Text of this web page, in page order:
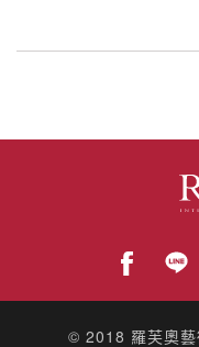
© 2018 羅芙奧